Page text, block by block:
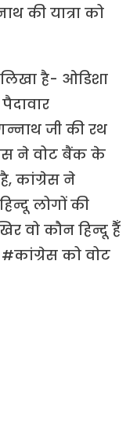
की यात्रा को
है- ओडिशा
जी की रथ
ने वोट बैंक के
कांग्रेस ने
लोगों की
वो कौन हिन्दू हैँ
को वोट